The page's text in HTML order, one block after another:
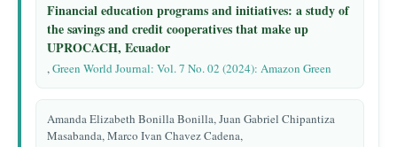
Financial education programs and initiatives: a study of
the savings and credit cooperatives that make up
UPROCACH, Ecuador
,Green World Journal: Vol. 7 No. 02 (2024): Amazon Green
Amanda Elizabeth Bonilla Bonilla, Juan Gabriel Chipantiza
Masabanda, Marco Ivan Chavez Cadena,